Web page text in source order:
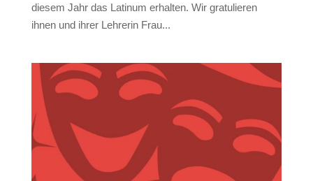
diesem Jahr das Latinum erhalten. Wir gratulieren
ihnen und ihrer Lehrerin Frau...